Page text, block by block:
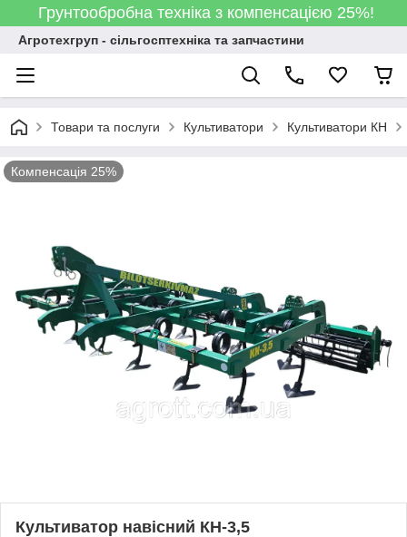
Грунтообробна техніка з компенсацією 25%!
Агротехгруп - сільгосптехніка та запчастини
Товари та послуги Культиватори Культиватори КН
Компенсація 25%
Культиватор навісний КН-3,5